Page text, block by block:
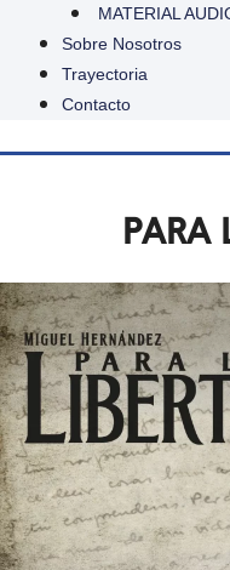
MATERIAL
Sobre Nosotros
Trayectoria
Contacto
PARA